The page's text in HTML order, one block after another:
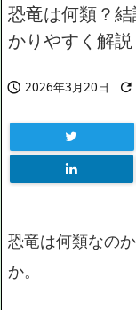
恐竜は何類？
かりやすく解説
 2026年3月20日 
恐竜は何類なの
か。